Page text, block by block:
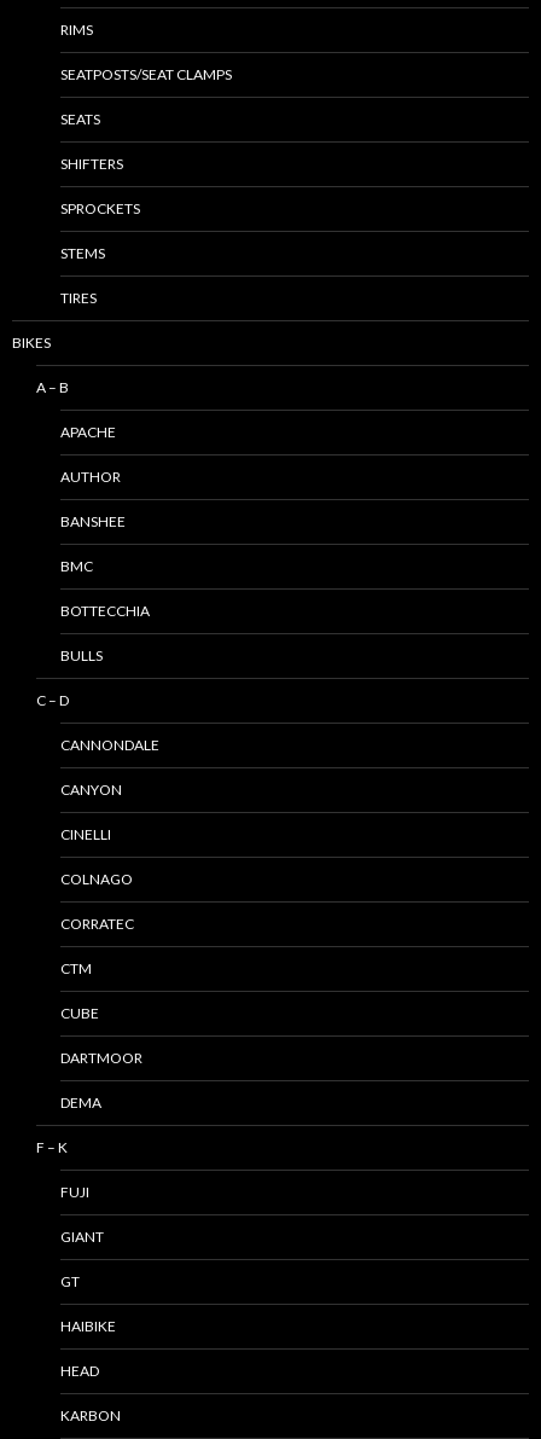
RIMS
SEATPOSTS/SEAT CLAMPS
SEATS
SHIFTERS
SPROCKETS
STEMS
TIRES
BIKES
A – B
APACHE
AUTHOR
BANSHEE
BMC
BOTTECCHIA
BULLS
C – D
CANNONDALE
CANYON
CINELLI
COLNAGO
CORRATEC
CTM
CUBE
DARTMOOR
DEMA
F – K
FUJI
GIANT
GT
HAIBIKE
HEAD
KARBON